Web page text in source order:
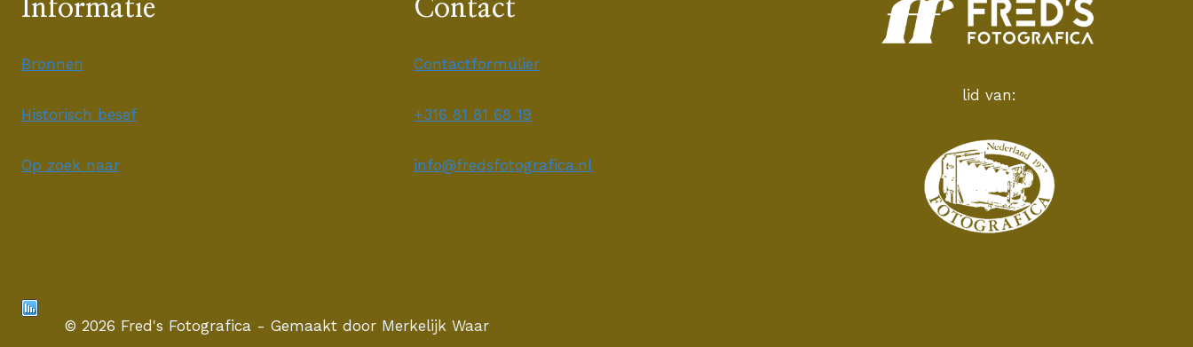
Informatie
Bronnen
Historisch besef
Op zoek naar
Contact
Contactformulier
+316 81 81 68 19
info@fredsfotografica.nl
lid van:
© 2026 Fred's Fotografica - Gemaakt door Merkelijk Waar